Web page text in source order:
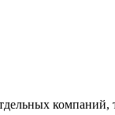
компаний,